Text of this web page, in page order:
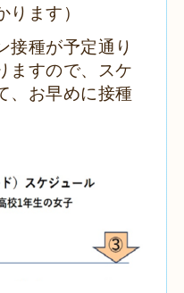
ります）
接種が予定通り
ますので、スケ
、お早めに接種